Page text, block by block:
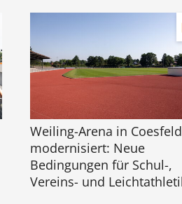
Weiling-Arena in Coesfeld
modernisiert: Neue
Bedingungen für Schul-,
Vereins- und